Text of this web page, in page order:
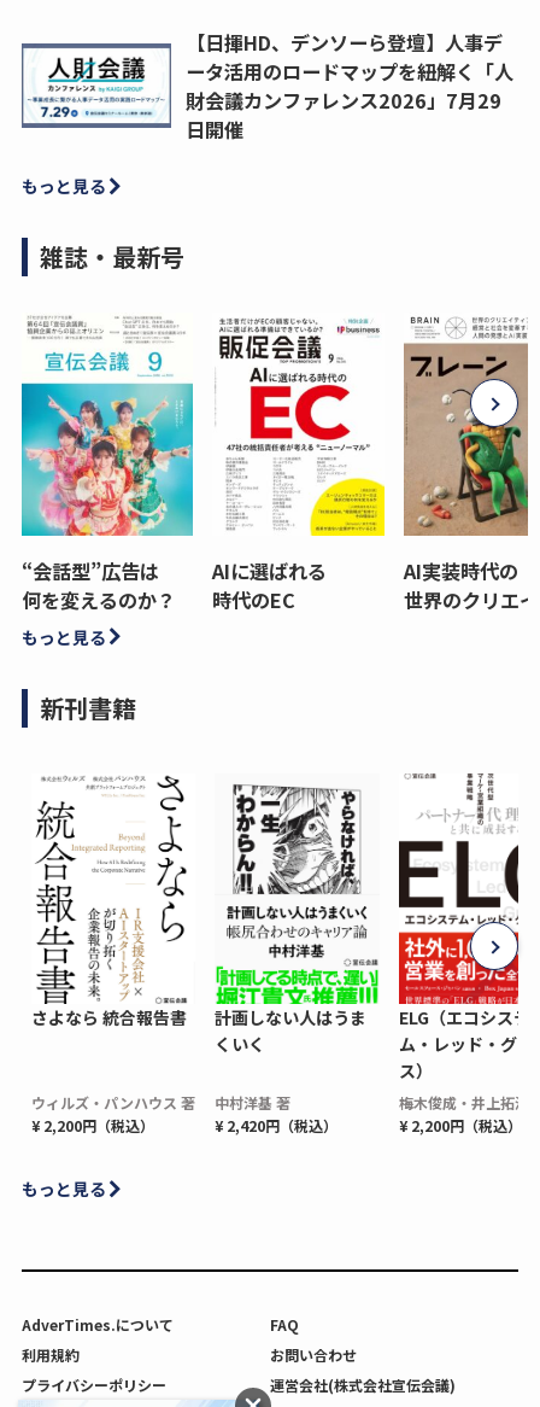
【日揮HD、デンソーら登壇】人事デ
ータ活用のロードマップを紐解く「人
財会議カンファレンス2026」7月29
日開催
もっと見る
雑誌・最新号
“会話型”広告は
何を変えるのか？
AIに選ばれる
時代のEC
AI実装時代の
世界のクリエ
もっと見る
新刊書籍
さよなら 統合報告書
ウィルズ・パンハウス 著
¥ 2,200円（税込）
計画しない人はうま
くいく
中村洋基 著
¥ 2,420円（税込）
ELG（エコシステ
ム・レッド・グロ
ス）
梅木俊成・井上拓海
¥ 2,200円（税込）
もっと見る
AdverTimes.について
FAQ
利用規約
お問い合わせ
プライバシーポリシー
運営会社(株式会社宣伝会議)